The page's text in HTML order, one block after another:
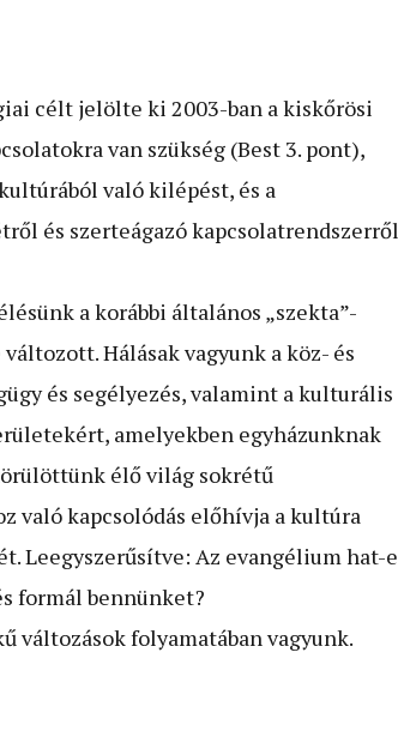
célt jelölte ki 2003-ban a kiskőrösi
van szükség (Best 3. pont),
való kilépést, és a
és szerteágazó kapcsolatrendszerről
a korábbi általános „szekta”-
Hálásak vagyunk a köz- és
és segélyezés, valamint a kulturális
amelyekben egyházunknak
élő világ sokrétű
való kapcsolódás előhívja a kultúra
Leegyszerűsítve: Az evangélium hat-e
formál bennünket?
folyamatában vagyunk.